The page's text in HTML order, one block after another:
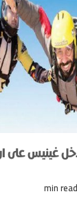
غينيس على